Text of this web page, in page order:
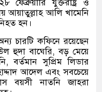
ফেব্রুয়ারি যুক্তরাষ্ট্র ও
আয়াতুল্লাহ আলি খামেনি
হন।
চারটি কফিনে রয়েছেন
হুদা বাঘেরি, বড় মেয়ে
বর্তমান সুপ্রিম লিডার
আদেল এবং সবচেয়ে
বয়সী নাতনি জাহরা